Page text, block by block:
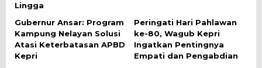
Lingga
Gubernur Ansar: Program
Kampung Nelayan Solusi
Atasi Keterbatasan APBD
Kepri
Peringati Hari Pahlawan
ke-80, Wagub Kepri
Ingatkan Pentingnya
Empati dan Pengabdian